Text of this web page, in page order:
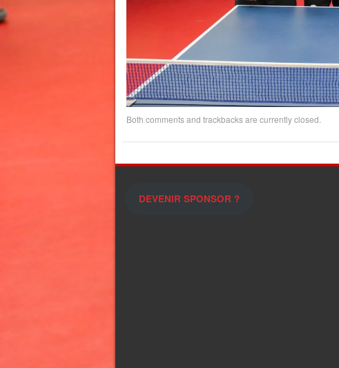
Both comments and trackbacks are currently closed.
DEVENIR SPONSOR ?